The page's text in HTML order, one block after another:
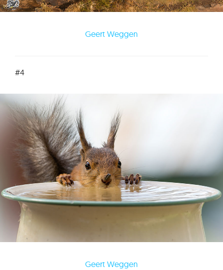
Geert Weggen
#4
Geert Weggen